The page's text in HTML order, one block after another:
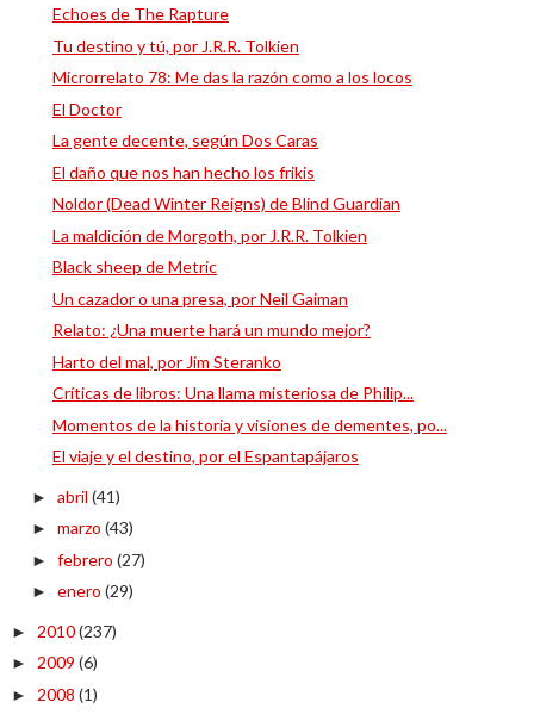
Echoes de The Rapture
Tu destino y tú, por J.R.R. Tolkien
Microrrelato 78: Me das la razón como a los locos
El Doctor
La gente decente, según Dos Caras
El daño que nos han hecho los frikis
Noldor (Dead Winter Reigns) de Blind Guardian
La maldición de Morgoth, por J.R.R. Tolkien
Black sheep de Metric
Un cazador o una presa, por Neil Gaiman
Relato: ¿Una muerte hará un mundo mejor?
Harto del mal, por Jim Steranko
Críticas de libros: Una llama misteriosa de Philip...
Momentos de la historia y visiones de dementes, po...
El viaje y el destino, por el Espantapájaros
► abril (41)
► marzo (43)
► febrero (27)
► enero (29)
► 2010(237)
► 2009 (6)
► 2008 (1)